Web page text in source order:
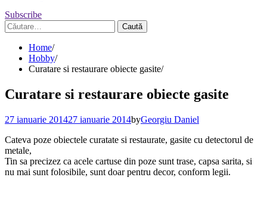
Subscribe
Caută
după:
Home
Hobby
Curatare si restaurare obiecte gasite
Curatare si restaurare obiecte gasite
27 ianuarie 201427 ianuarie 2014byGeorgiu Daniel
Cateva poze obiectele curatate si restaurate, gasite cu detectorul de
metale,
Tin sa precizez ca acele cartuse din poze sunt trase, capsa sarita, si
nu mai sunt folosibile, sunt doar pentru decor, conform legii.